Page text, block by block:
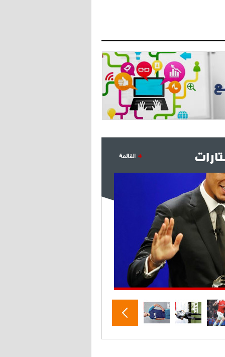
18:30
- 2021/07/25
لوكاتيلي يؤكد نيته في الانتقال إلى
جوفنتوس عبر تويتر!
18:10
- 2021/07/25
أنشيلوتي يصر على جلب كيليني
وقدوم الإيطالي يقترب
القائمة